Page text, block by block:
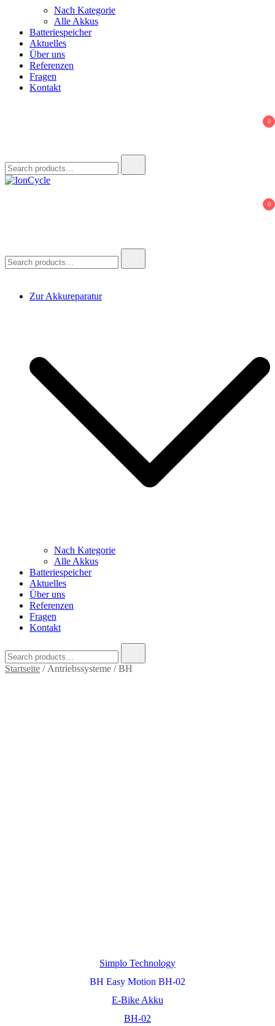
Nach Kategorie
Alle Akkus
Batteriespeicher
Aktuelles
Über uns
Referenzen
Fragen
Kontakt
0
for:
0
for:
Zur Akkureparatur
Nach Kategorie
Alle Akkus
Batteriespeicher
Aktuelles
Über uns
Referenzen
Fragen
Kontakt
for:
Startseite / Antriebssysteme / BH
Simplo Technology
BH Easy Motion BH-02
E-Bike Akku
BH-02